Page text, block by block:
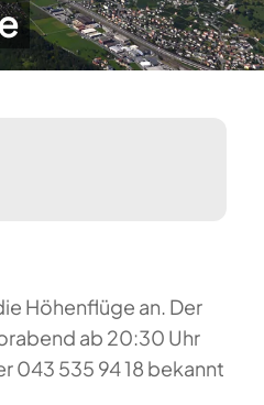
Höhenflüge an. Der
ab 20:30 Uhr
043 535 94 18 bekannt